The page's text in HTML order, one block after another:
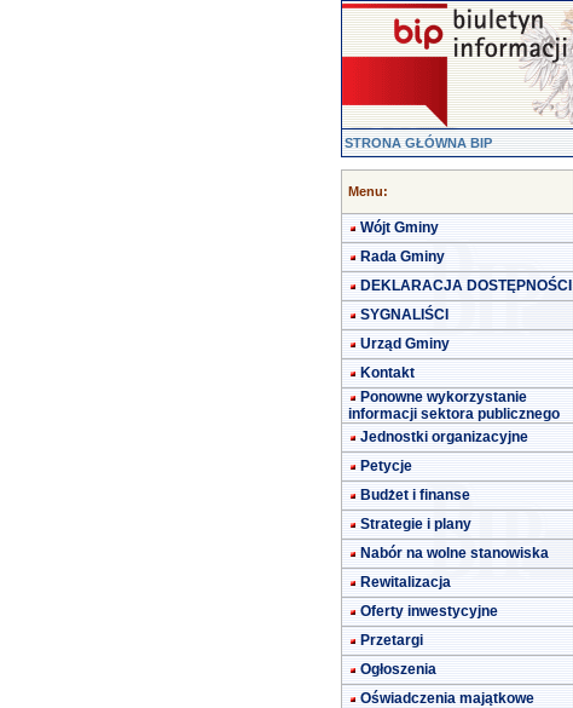
STRONA GŁÓWNA BIP
Menu:
Wójt Gminy
Rada Gminy
DEKLARACJA DOSTĘPNOŚCI
SYGNALIŚCI
Urząd Gminy
Kontakt
Ponowne wykorzystanie
informacji sektora publicznego
Jednostki organizacyjne
Petycje
Budżet i finanse
Strategie i plany
Nabór na wolne stanowiska
Rewitalizacja
Oferty inwestycyjne
Przetargi
Ogłoszenia
Oświadczenia majątkowe